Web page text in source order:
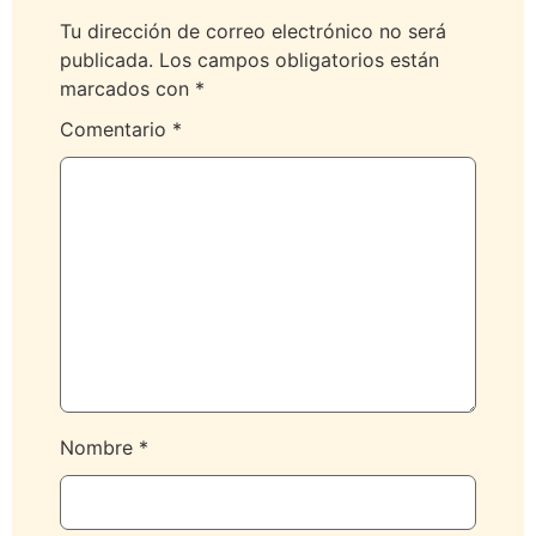
Tu dirección de correo electrónico no será
publicada. Los campos obligatorios están
marcados con *
Comentario *
Nombre *